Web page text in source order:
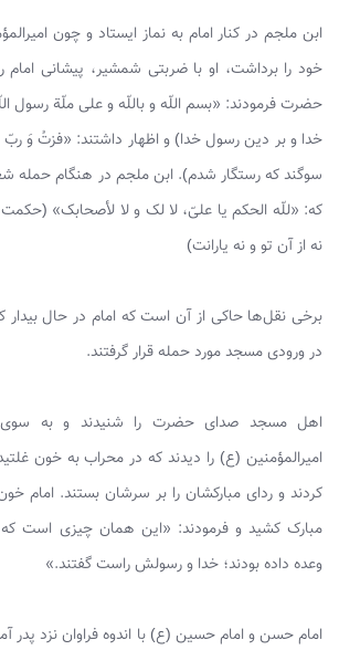
ابن ملجم در کنار امام به نماز ایستاد و چون
خود را برداشت، او با ضربتی شمشیر، پیشانی
حضرت فرمودند: «بسم اللّه و باللّه و على ملّة رسول
خدا و بر دین رسول خدا) و اظهار داشتند: «فزتُ وَ ربّ
سوگند که رستگار شدم). ابن ملجم در هنگام حمله
که: «للّه الحکم یا علىّ، لا لک و لا لأصحابک»
نه از آن تو و نه یارانت)
برخی نقل‌ها حاکی از آن است که امام در حال بیدار
در ورودی مسجد مورد حمله قرار گرفتند.
اهل مسجد صدای حضرت را شنیدند و به سوی
امیرالمؤمنین (ع) را دیدند که در محراب به خون
کردند و ردای مبارکشان را بر سرشان بستند. امام
مبارک کشید و فرمودند: «این همان چیزی است
وعده داده بودند؛ خدا و رسولش راست گفتند.»
امام حسن و امام حسین (ع) با اندوه فراوان نزد پدر